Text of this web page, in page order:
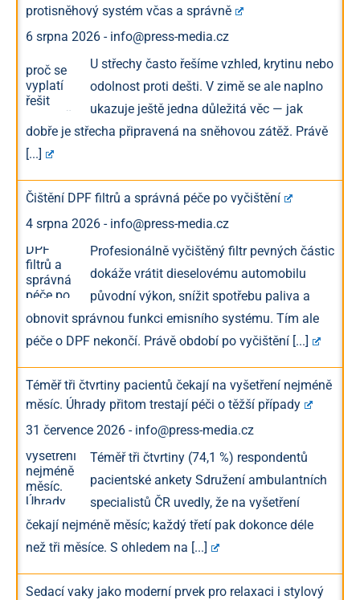
protisněhový systém včas a správně
6 srpna 2026 - info@press-media.cz
U střechy často řešíme vzhled, krytinu nebo
odolnost proti dešti. V zimě se ale naplno
ukazuje ještě jedna důležitá věc — jak
dobře je střecha připravená na sněhovou zátěž. Právě
[...]
Čištění DPF filtrů a správná péče po vyčištění
4 srpna 2026 - info@press-media.cz
Profesionálně vyčištěný filtr pevných částic
dokáže vrátit dieselovému automobilu
původní výkon, snížit spotřebu paliva a
obnovit správnou funkci emisního systému. Tím ale
péče o DPF nekončí. Právě období po vyčištění [...]
Téměř tři čtvrtiny pacientů čekají na vyšetření nejméně
měsíc. Úhrady přitom trestají péči o těžší případy
31 července 2026 - info@press-media.cz
Téměř tři čtvrtiny (74,1 %) respondentů
pacientské ankety Sdružení ambulantních
specialistů ČR uvedly, že na vyšetření
čekají nejméně měsíc; každý třetí pak dokonce déle
než tři měsíce. S ohledem na [...]
Sedací vaky jako moderní prvek pro relaxaci i stylový